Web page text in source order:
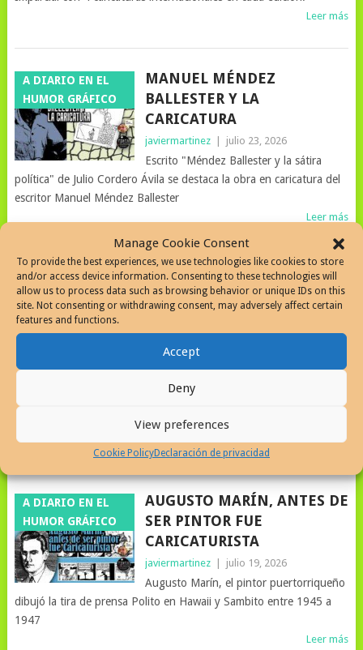
Manage Cookie Consent
To provide the best experiences, we use technologies like cookies to store
and/or access device information. Consenting to these technologies will
allow us to process data such as browsing behavior or unique IDs on this
site. Not consenting or withdrawing consent, may adversely affect certain
features and functions.
Accept
Deny
View preferences
Cookie PolicyDeclaración de privacidad
Leer más
A DIARIO EN EL
HUMOR GRÁFICO
MANUEL MÉNDEZ
BALLESTER Y LA
CARICATURA
javiermartinez julio 23, 2026
Escrito "Méndez Ballester y la sátira
política" de Julio Cordero Ávila se destaca la obra en caricatura del
escritor Manuel Méndez Ballester
Leer más
A DIARIO EN EL
HUMOR GRÁFICO
ARMANDO ROBLÁN,
CARICATURISTA,
javiermartinez
Armando Roblan, actor que se destacó en la caricatura en vivo,
humor de televisión y la imitación en varios países, incluyendo
Leer más
A DIARIO EN EL
HUMOR GRÁFICO
AUGUSTO MARÍN, ANTES DE
SER PINTOR FUE
CARICATURISTA
javiermartinez julio 19, 2026
Augusto Marín, el pintor puertorriqueño
dibujó la tira de prensa Polito en Hawaii y Sambito entre 1945 a
1947
Leer más